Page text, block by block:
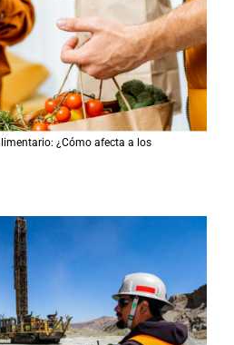
¿Cómo afecta a los